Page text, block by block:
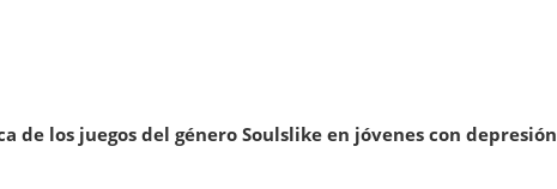
de los juegos del género Soulslike en jóvenes con depresión